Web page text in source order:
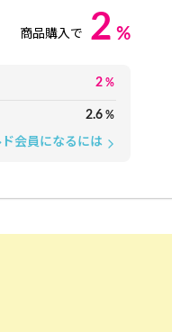
商品購入で 2 %
2 %
2.6 %
会員になるには arrow_forward_ios